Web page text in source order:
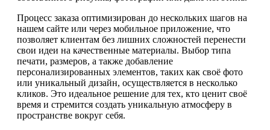
Процесс заказа оптимизирован до нескольких шагов на
нашем сайте или через мобильное приложение, что
позволяет клиентам без лишних сложностей перенести
свои идеи на качественные материалы. Выбор типа
печати, размеров, а также добавление
персонализированных элементов, таких как своё фото
или уникальный дизайн, осуществляется в несколько
кликов. Это идеальное решение для тех, кто ценит своё
время и стремится создать уникальную атмосферу в
пространстве вокруг себя.